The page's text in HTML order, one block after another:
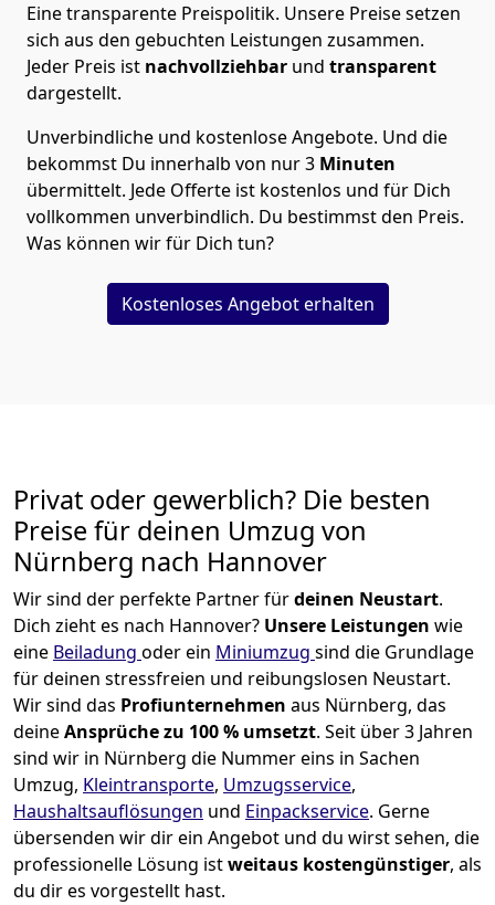
Eine transparente Preispolitik. Unsere Preise setzen
sich aus den gebuchten Leistungen zusammen.
Jeder Preis ist nachvollziehbar und transparent
dargestellt.
Unverbindliche und kostenlose Angebote. Und die
bekommst Du innerhalb von nur3 Minuten
übermittelt. Jede Offerte ist kostenlos und für Dich
vollkommen unverbindlich. Du bestimmst den Preis.
Was können wir für Dich tun?
Kostenloses Angebot erhalten
Privat oder gewerblich? Die besten
Preise für deinen Umzug von
Nürnberg nach Hannover
Wir sind der perfekte Partner fürdeinen Neustart.
Dich zieht es nach Hannover? Unsere Leistungen wie
eine Beiladung oder ein Miniumzug sind die Grundlage
für deinen stressfreien und reibungslosen Neustart.
Wir sind das Profiunternehmen aus Nürnberg, das
deineAnsprüche zu 100 % umsetzt. Seit über 3 Jahren
sind wir in Nürnberg die Nummer eins in Sachen
Umzug, Kleintransporte, Umzugsservice,
Haushaltsauflösungen und Einpackservice. Gerne
übersenden wir dir ein Angebot und du wirst sehen, die
professionelle Lösung istweitaus kostengünstiger, als
du dir es vorgestellt hast.